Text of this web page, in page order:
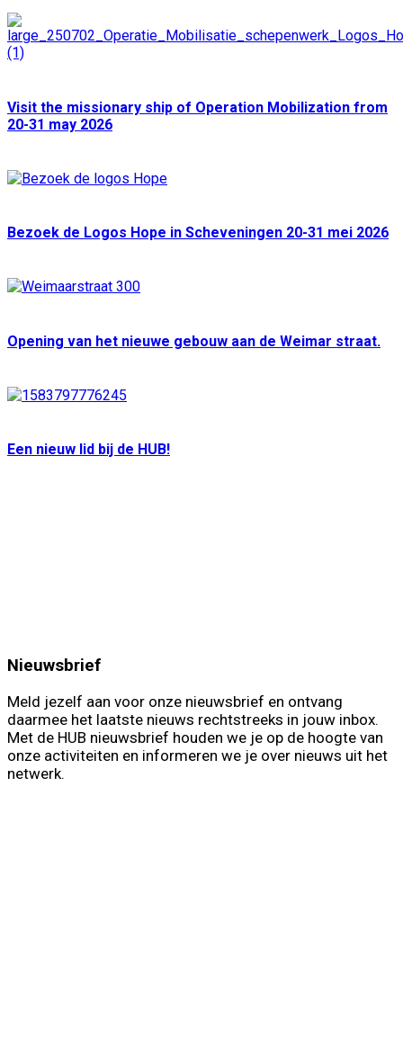
Visit the missionary ship of Operation Mobilization from
20-31 may 2026
Bezoek de Logos Hope in Scheveningen 20-31 mei 2026
Opening van het nieuwe gebouw aan de Weimar straat.
Een nieuw lid bij de HUB!
Nieuwsbrief
Meld jezelf aan voor onze nieuwsbrief en ontvang
daarmee het laatste nieuws rechtstreeks in jouw inbox.
Met de HUB nieuwsbrief houden we je op de hoogte van
onze activiteiten en informeren we je over nieuws uit het
netwerk.